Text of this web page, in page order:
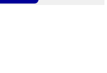
realisieren für Sie
Bei uns erhalten